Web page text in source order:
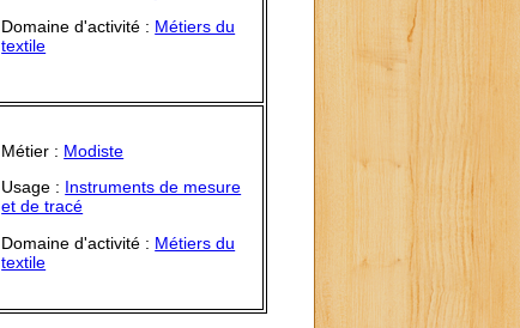
Domaine d'activité : Métiers du
textile
Métier : Modiste
Usage : Instruments de mesure
et de tracé
Domaine d'activité : Métiers du
textile